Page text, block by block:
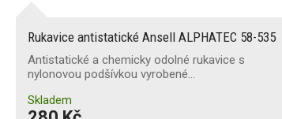
Rukavice antistatické Ansell ALPHATEC 58-535
Antistatické a chemicky odolné rukavice s
nylonovou podšívkou vyrobené…
Skladem